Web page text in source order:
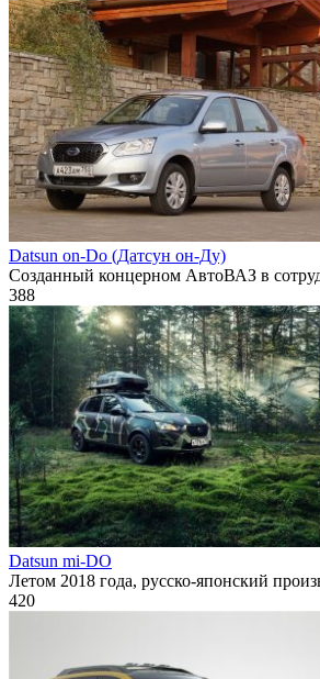
Datsun on-Do (Датсун он-Ду)
Созданный концерном АвтоВАЗ в
388
Datsun mi-DO
Летом 2018 года, русско-японский
420